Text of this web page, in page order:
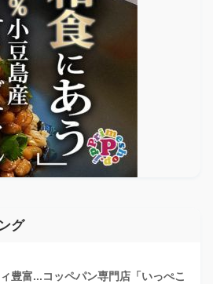
グ
豊富...コッペパン専門店「いっぺこ